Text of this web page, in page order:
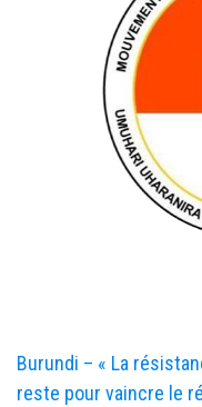
Burundi – « La
reste pour vaincre le